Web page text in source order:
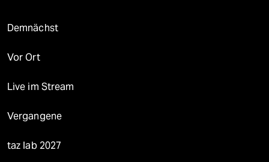
Demnächst
Vor Ort
Live im Stream
Vergangene
taz lab 2027